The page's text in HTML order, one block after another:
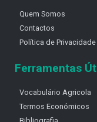
Quem Somos
Contactos
Política de Privacidade
Ferramentas
Vocabulário Agricola
Termos Económicos